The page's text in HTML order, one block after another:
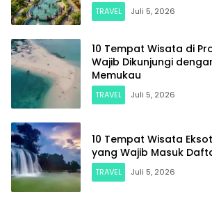
TRAVEL Juli 5, 2026
10 Tempat Wisata di
Wajib Dikunjungi
Memukau
TRAVEL Juli 5, 2026
10 Tempat Wisata
yang Wajib Masuk
TRAVEL Juli 5, 2026